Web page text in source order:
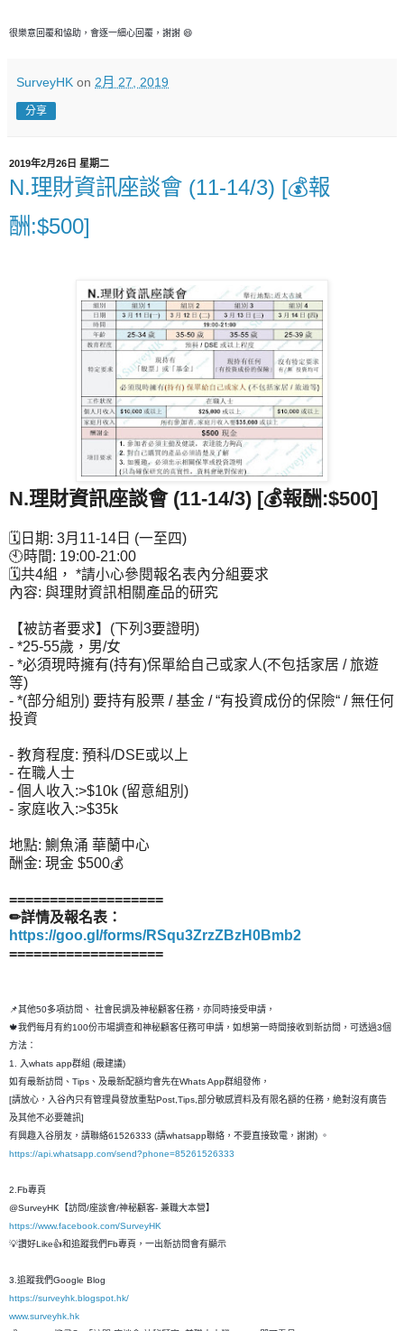
很樂意回覆和恊助，會逐一細心回覆，謝謝 😄
SurveyHK on 2月 27, 2019
分享
2019年2月26日 星期二
N.理財資訊座談會 (11-14/3) [💰報
酬:$500]
N.理財資訊座談會 (11-14/3) [💰報酬:$500]
🗓日期: 3月11-14日 (一至四)
🕙時間: 19:00-21:00
🗓共4組， *請小心參閱報名表內分組要求
內容: 與理財資訊相關產品的研究
【被訪者要求】(下列3要證明)
- *25-55歲，男/女
- *必須現時擁有(持有)保單給自己或家人(不包括家居 / 旅遊
等)
- *(部分組別) 要持有股票 / 基金 / “有投資成份的保險“ / 無任何
投資
- 教育程度: 預科/DSE或以上
- 在職人士
- 個人收入:>$10k (留意組別)
- 家庭收入:>$35k
地點: 鰂魚涌 華蘭中心
酬金: 現金 $500💰
===================
✏詳情及報名表：
https://goo.gl/forms/RSqu3ZrzZBzH0Bmb2
===================
📌其他50多項訪問、 社會民調及神秘顧客任務，亦同時接受申請，
🍁我們每月有約100份市場調查和神秘顧客任務可申請，如想第一時間接收到新訪問，可透過3個
方法：
1. 入whats app群組 (最建議)
如有最新訪問、Tips、及最新配額均會先在Whats App群組發佈，
[請放心，入谷內只有管理員發放重點Post,Tips,部分敏感資料及有限名額的任務，絶對沒有廣告
及其他不必要雜訊]
有興趣入谷朋友，請聯絡61526333 (請whatsapp聯絡，不要直接致電，謝謝) 。
https://api.whatsapp.com/send?phone=85261526333
2.Fb專頁
@SurveyHK【訪問/座談會/神秘顧客- 兼職大本營】
https://www.facebook.com/SurveyHK
💡讚好Like👍和追蹤我們Fb專頁，一出新訪問會有顯示
3.追蹤我們Google Blog
https://surveyhk.blogspot.hk/
www.surveyhk.hk